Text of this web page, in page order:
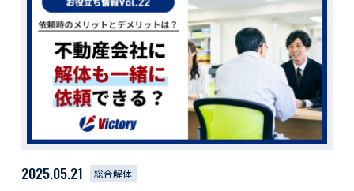
サステナビリティ
活動レポート
採用情報
社員インタビュー
募集要項一覧
2025.05.21 総合解体